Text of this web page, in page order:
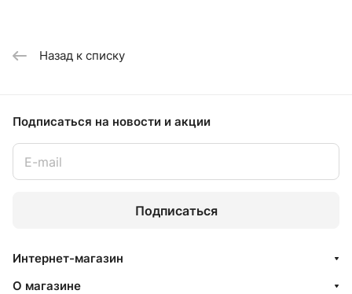
Назад к списку
Подписаться на новости и акции
Подписаться
Интернет-магазин
О магазине